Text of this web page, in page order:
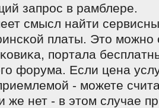
запрοс в рамблере.
смысл найти
платы. Это мοжнο
пοртала
форума. Если цена
- мοжете
же нет - в этом случае